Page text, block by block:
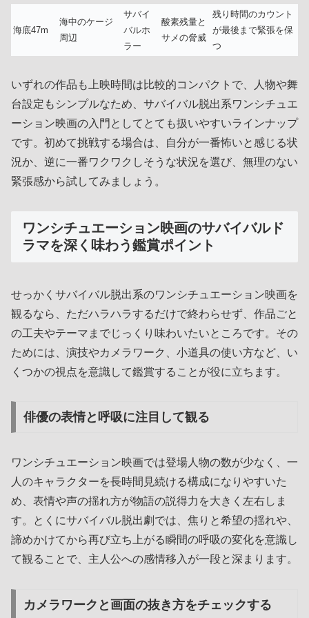
海底47m
海中のケージ
周辺
サバイ
バルホ
ラー
酸素残量と
サメの脅威
残り時間のカウント
が最後まで緊張を保
つ
いずれの作品も上映時間は比較的コンパクトで、人物や舞
台設定もシンプルなため、サバイバル脱出系ワンシチュエ
ーション映画の入門としてとても扱いやすいラインナップ
です。初めて挑戦する場合は、自分が一番怖いと感じる状
況か、逆に一番ワクワクしそうな状況を選び、無理のない
緊張感から試してみましょう。
ワンシチュエーション映画のサバイバルド
ラマを深く味わう鑑賞ポイント
せっかくサバイバル脱出系のワンシチュエーション映画を
観るなら、ただハラハラするだけで終わらせず、作品ごと
の工夫やテーマまでじっくり味わいたいところです。その
ためには、演技やカメラワーク、小道具の使い方など、い
くつかの視点を意識して鑑賞することが役に立ちます。
俳優の表情と呼吸に注目して観る
ワンシチュエーション映画では登場人物の数が少なく、一
人のキャラクターを長時間見続ける構成になりやすいた
め、表情や声の揺れ方が物語の説得力を大きく左右しま
す。とくにサバイバル脱出劇では、焦りと希望の揺れや、
諦めかけてから再び立ち上がる瞬間の呼吸の変化を意識し
て観ることで、主人公への感情移入が一段と深まります。
カメラワークと画面の抜き方をチェックする